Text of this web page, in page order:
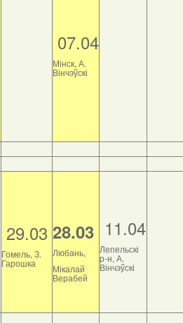
07.04
Мінск, А.
Вінчэўскі
29.03
Гомель, З.
Гарошка
28.03
Любань,
Мікалай
Верабей
11.04
Лепельскі
р-н, А.
Вінчэўскі